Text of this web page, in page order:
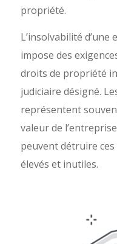
propriété.
L’insolvabilité
impose des
droits de propriété
judiciaire désigné.
représentent
valeur de
peuvent détruire
élevés et inutiles.